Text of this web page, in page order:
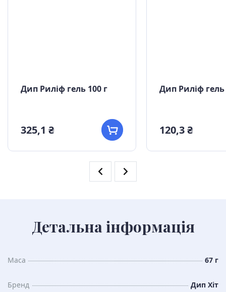
Дип Риліф гель 100 г
325,1 ₴
Дип Риліф гель
120,3 ₴
Детальна інформація
Маса 67 г
Бренд Дип Хіт